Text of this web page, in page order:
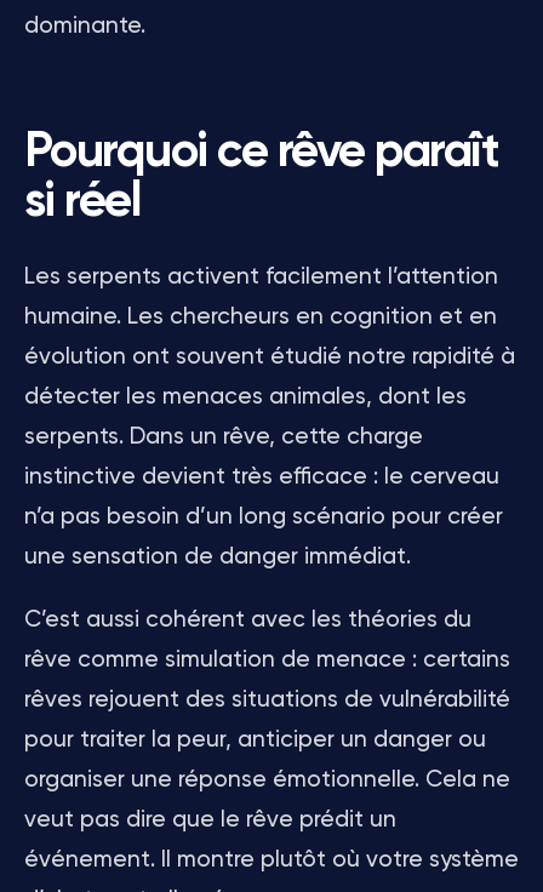
dominante.
Pourquoi ce rêve paraît
si réel
Les serpents activent facilement l’attention
humaine. Les chercheurs en cognition et en
évolution ont souvent étudié notre rapidité à
détecter les menaces animales, dont les
serpents. Dans un rêve, cette charge
instinctive devient très efficace : le cerveau
n’a pas besoin d’un long scénario pour créer
une sensation de danger immédiat.
C’est aussi cohérent avec les théories du
rêve comme simulation de menace : certains
rêves rejouent des situations de vulnérabilité
pour traiter la peur, anticiper un danger ou
organiser une réponse émotionnelle. Cela ne
veut pas dire que le rêve prédit un
événement. Il montre plutôt où votre système